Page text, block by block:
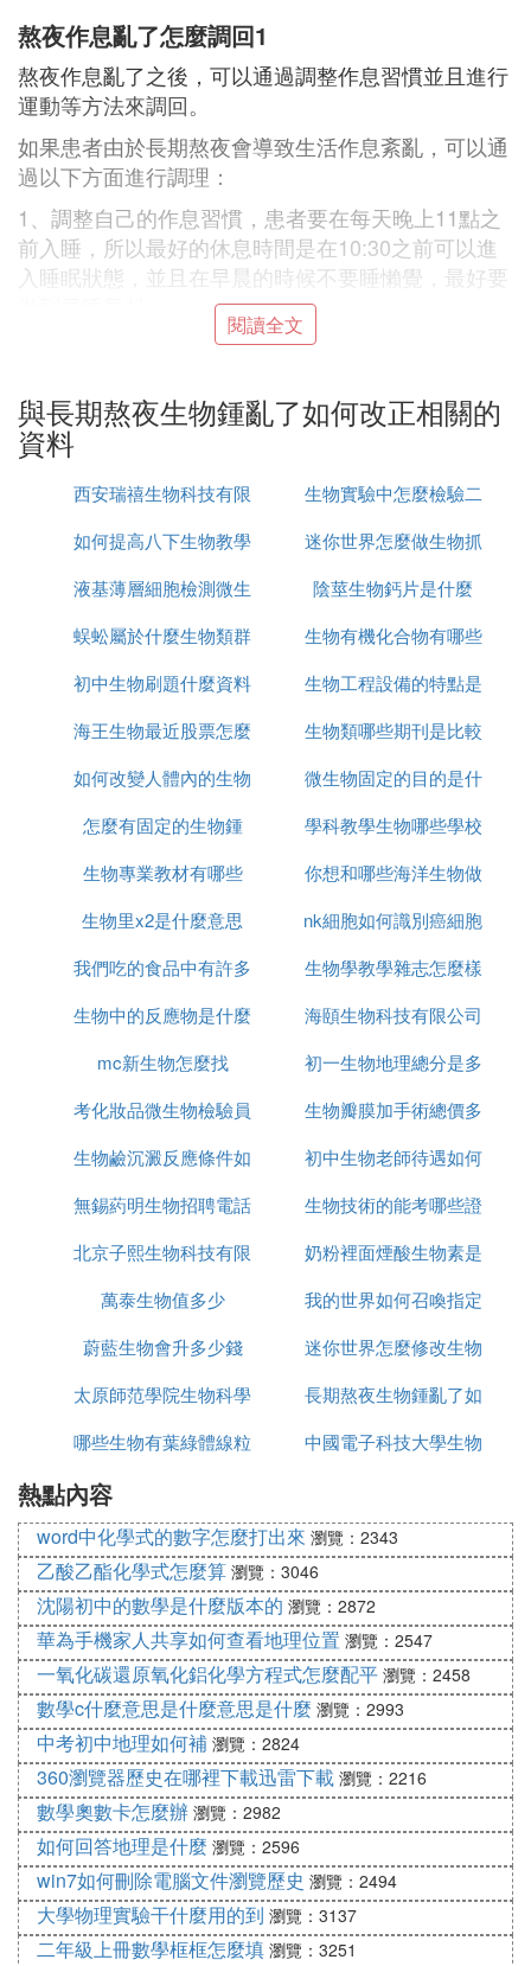
熬夜作息亂了怎麼調回1
熬夜作息亂了之後，可以通過調整作息習慣並且進行
運動等方法來調回。
如果患者由於長期熬夜會導致生活作息紊亂，可以通
過以下方面進行調理：
1、調整自己的作息習慣，患者要在每天晚上11點之
前入睡，所以最好的休息時間是在10:30之前可以進
入睡眠狀態，並且在早晨的時候不要睡懶覺，最好要
2、每天可以進行適量的運動，比如可以做一些散
喝一杯溫牛奶，因為牛奶當中含有色氨酸，可以幫助
睡眠。
患者在日常生活中要養成有規律的作息習慣，不要長
期熬夜，要保證睡眠時間充足，養成早睡早起的好習
慣，避免一些不良的生活習慣。
患者熬夜導致作息規律紊亂，建議盡量避免熬夜，早
上盡量早起，避免睡到中午，比如可以8-9點鍾起
床，中午時可以稍微睡午覺。下午正常活動，當天晚
上要盡早入睡，避免再熬到凌晨3-4點鍾，否則熬夜
的壞習慣會形成惡性循環。
不建議患者夜間工作，白天睡覺，不符合生物鍾的節
律，對於大腦認知、功能等有較大的影響。如果患者
已經熬夜，則盡量避免白天睡眠過多，要保證白天的
生物鍾，夜間盡可能9-10點鍾上床休息，及時將生物
鍾調回。
熬夜作息亂了怎麼調回2
制訂一個詳盡的計劃書為自己的一天制訂一個詳細的
方案，隨後認真落實，堅持到底能夠提升自己的責任
俗話說的好「美味比不上水餃，舒適比不上倒著」熬
夜山歷拆是由於不想睡覺，不想睡覺是由於精神，精
神是由於大白天睡得過多，那樣兩極化下來造成經常
熬夜。因此一定要停留鬧鈴，到點就准時醒來，在家
呆著沒事的情況下也不要在床上躺著。
第三睡前泡腳或冼澡
睡覺前洗個沖澡或是泡沫腳有利於入眠。別看刺激的
影片，也別上外網不停，一定要為自己構建一個舒服
的自然環境!
第四每日堅持不懈鍛煉
常常鍛煉能夠迅速的進到睡眠質量，進到高質量睡
眠，可是臨睡前千萬不要鍛煉，不然你也就會由於太
激動而難以入睡
推動早起早睡的方法有什麼?
要是有意，早起早睡的習慣性毫無疑問能夠培養。掌
握以上基本原理，當然可以用一些小爛畢對策協助我
們調整生物鍾。例如：
1、提升照明燈具抗壓強度
最先早睡早起，這一點自我約束。要早上，得提升醒
來時的照明燈具抗壓強度，例如家裡厚實的窗簾布就
不能用了，換一個擋光性弱一些的吧。
2、飲食療法護肝促進睡眠
最先，飲食療法。不太建議吃過多的葯物，對人體肯
閱讀全文
與長期熬夜生物鍾亂了如何改正相關的
資料
西安瑞禧生物科技有限
公司怎麼樣
生物實驗中怎麼檢驗二
氧化碳
如何提高八下生物教學
質量
迷你世界怎麼做生物抓
捕器
液基薄層細胞檢測微生
物怎麼看
陰莖生物鈣片是什麼
蜈蚣屬於什麼生物類群
生物有機化合物有哪些
初中生物刷題什麼資料
好
生物工程設備的特點是
什麼
海王生物最近股票怎麼
樣
生物類哪些期刊是比較
好的
如何改變人體內的生物
鍾
微生物固定的目的是什
麼
怎麼有固定的生物鍾
學科教學生物哪些學校
好考
生物專業教材有哪些
你想和哪些海洋生物做
朋友
生物里x2是什麼意思
nk細胞如何識別癌細胞
來北聯生物專業
我們吃的食品中有許多
微生物有什麼
生物學教學雜志怎麼樣
生物中的反應物是什麼
意思
海頤生物科技有限公司
怎麼樣
mc新生物怎麼找
初一生物地理總分是多
少
考化妝品微生物檢驗員
需要什麼條件
生物瓣膜加手術總價多
少錢
生物鹼沉澱反應條件如
何
初中生物老師待遇如何
無錫葯明生物招聘電話
是多少錢
生物技術的能考哪些證
書
北京子熙生物科技有限
公司怎麼樣
奶粉裡面煙酸生物素是
什麼
萬泰生物值多少
我的世界如何召喚指定
數量的生物
蔚藍生物會升多少錢
迷你世界怎麼修改生物
蛋
太原師范學院生物科學
專業怎麼樣
長期熬夜生物鍾亂了如
何改正
哪些生物有葉綠體線粒
中國電子科技大學生物
熱點內容
word中化學式的數字怎麼打出來 瀏覽：2343
乙酸乙酯化學式怎麼算 瀏覽：3046
沈陽初中的數學是什麼版本的 瀏覽：2872
華為手機家人共享如何查看地理位置 瀏覽：2547
一氧化碳還原氧化鋁化學方程式怎麼配平 瀏覽：2458
數學c什麼意思是什麼意思是什麼 瀏覽：2993
中考初中地理如何補 瀏覽：2824
360瀏覽器歷史在哪裡下載迅雷下載 瀏覽：2216
數學奧數卡怎麼辦 瀏覽：2982
如何回答地理是什麼 瀏覽：2596
win7如何刪除電腦文件瀏覽歷史 瀏覽：2494
大學物理實驗干什麼用的到 瀏覽：3137
二年級上冊數學框框怎麼填 瀏覽：3251